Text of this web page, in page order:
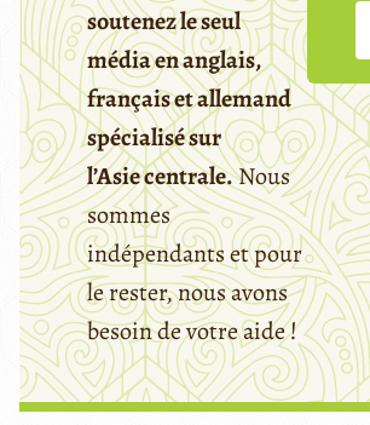
soutenez le seul
média en anglais,
français et allemand
spécialisé sur
l’Asie centrale.Nous
sommes
indépendants et pour
le rester, nous avons
besoin de votre aide !